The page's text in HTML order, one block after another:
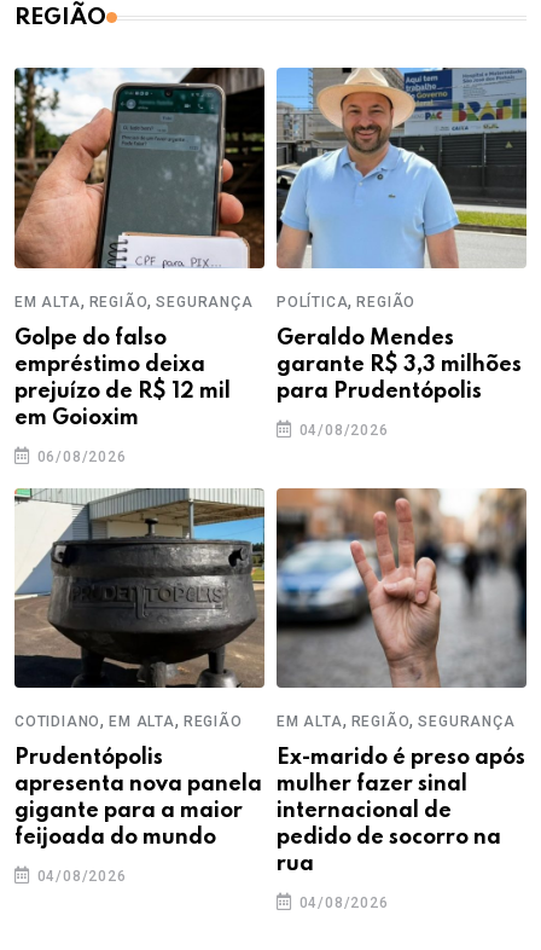
REGIÃO
EM ALTA, REGIÃO,SEGURANÇA
Golpe do falso
empréstimo deixa
prejuízo de R$ 12 mil
em Goioxim
06/08/2026
POLÍTICA,REGIÃO
Geraldo Mendes
garante R$ 3,3 milhões
para Prudentópolis
04/08/2026
COTIDIANO,EM ALTA, REGIÃO
Prudentópolis
apresenta nova panela
gigante para a maior
feijoada do mundo
04/08/2026
EM ALTA, REGIÃO,SEGURANÇA
Ex-marido é preso após
mulher fazer sinal
internacional de
pedido de socorro na
rua
04/08/2026